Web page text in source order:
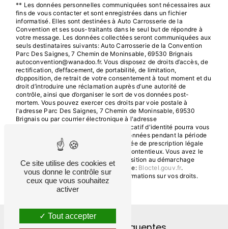
** Les données personnelles communiquées sont nécessaires aux
fins de vous contacter et sont enregistrées dans un fichier
informatisé. Elles sont destinées à Auto Carrosserie de la
Convention et ses sous-traitants dans le seul but de répondre à
votre message. Les données collectées seront communiquées aux
seuls destinataires suivants: Auto Carrosserie de la Convention
Parc Des Saignes, 7 Chemin de Moninsable, 69530 Brignais
autoconvention@wanadoo.fr. Vous disposez de droits d’accès, de
rectification, d’effacement, de portabilité, de limitation,
d’opposition, de retrait de votre consentement à tout moment et du
droit d’introduire une réclamation auprès d’une autorité de
contrôle, ainsi que d’organiser le sort de vos données post-
mortem. Vous pouvez exercer ces droits par voie postale à
l'adresse Parc Des Saignes, 7 Chemin de Moninsable, 69530
Brignais ou par courrier électronique à l'adresse
autoconvention@wanadoo.fr. Un justificatif d'identité pourra vous
être demandé. Nous conservons vos données pendant la période
de prise de contact puis pendant la durée de prescription légale
aux fins probatoires et de gestion des contentieux. Vous avez le
droit de vous inscrire sur la liste d'opposition au démarchage
téléphonique, disponible à cette adresse: Bloctel.gouv.fr.
Consultez le site cnil.fr pour plus d’informations sur vos droits.
Ce site utilise des cookies et
vous donne le contrôle sur
ceux que vous souhaitez
activer
Tout accepter